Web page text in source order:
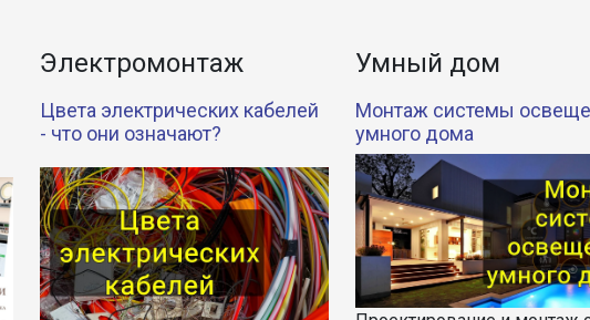
Электромонтаж
Цвета электрических кабелей
- что они означают?
Умный дом
Монтаж системы
умного дома